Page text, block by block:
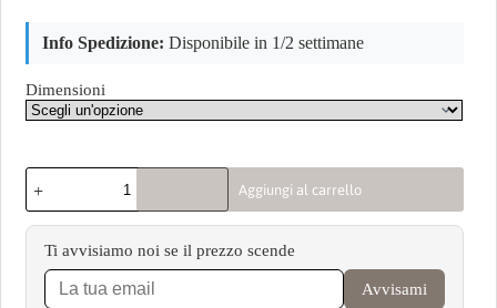
Info Spedizione: Disponibile in 1/2 settimane
Dimensioni
Aggiungi al carrello
Ti avvisiamo noi se il prezzo scende
Avvisami